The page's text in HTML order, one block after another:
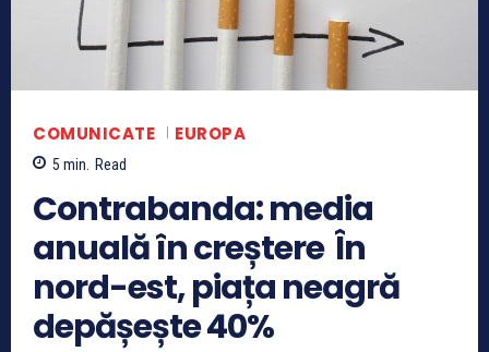
COMUNICATE EUROPA
5 min. Read
Contrabanda: media
anuală în creștere În
nord-est, piața neagră
depășește 40%